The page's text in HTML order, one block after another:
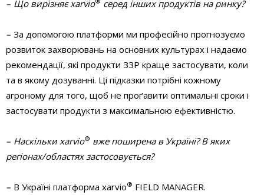
– Що вирізняє xarvio серед інших продуктів на ринку?
– За допомогою платформи ми професійно прогнозуємо
розвиток захворювань на основних культурах і надаємо
рекомендації, які продукти ЗЗР краще застосувати, коли
та в якому дозуванні. Ці підказки потрібні кожному
агроному для того, щоб не проґавити оптимальні сроки і
застосувати продукти з максимальною ефективністю.
– Наскільки xarvio® вже поширена в Україні? В яких
регіонах/областях застосовується?
– В Україні платформа xarvio® FIELD MANAGER.